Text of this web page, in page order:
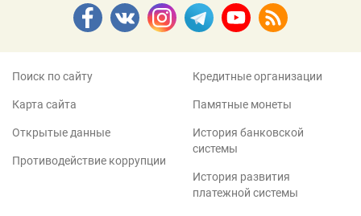
Поиск по сайту
Карта сайта
Открытые данные
Противодействие коррупции
Кредитные организации
Памятные монеты
История банковской
системы
История развития
платежной системы